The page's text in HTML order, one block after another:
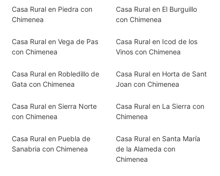
Casa Rural en Piedra con
Chimenea
Casa Rural en El Burguillo
con Chimenea
Casa Rural en Vega de Pas
con Chimenea
Casa Rural en Icod de los
Vinos con Chimenea
Casa Rural en Robledillo de
Gata con Chimenea
Casa Rural en Horta de Sant
Joan con Chimenea
Casa Rural en Sierra Norte
con Chimenea
Casa Rural en La Sierra con
Chimenea
Casa Rural en Puebla de
Sanabria con Chimenea
Casa Rural en Santa María
de la Alameda con
Chimenea